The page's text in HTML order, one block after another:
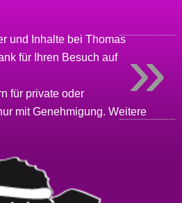
und Inhalte beiThomas
für Ihren Besuch auf
für private oder
mit Genehmigung.Weitere
»